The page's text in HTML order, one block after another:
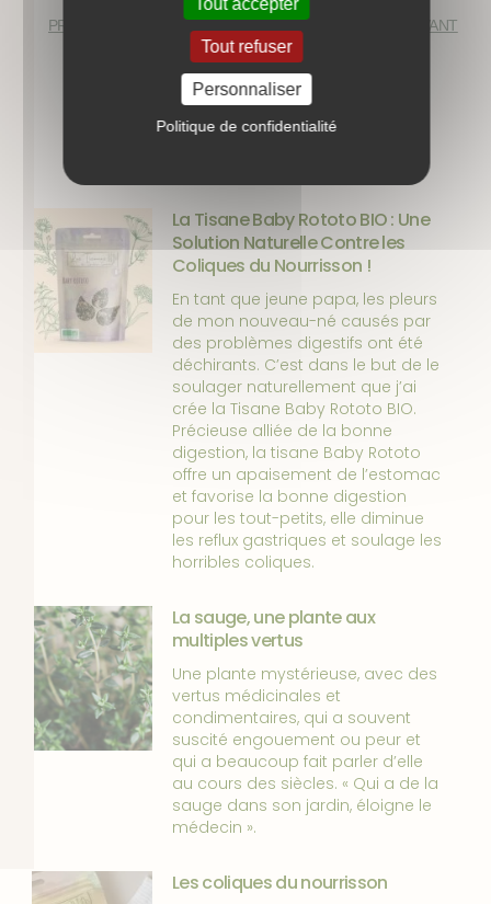
PRÉCÉDENT SUIVANT
Nos autres articles
La Tisane Baby Rototo BIO : Une
Solution Naturelle Contre les
Coliques du Nourrisson !
En tant que jeune papa, les pleurs
de mon nouveau-né causés par
des problèmes digestifs ont été
déchirants. C’est dans le but de le
soulager naturellement que j’ai
crée la Tisane Baby Rototo BIO.
Précieuse alliée de la bonne
digestion, la tisane Baby Rototo
offre un apaisement de l’estomac
et favorise la bonne digestion
pour les tout-petits, elle diminue
les reflux gastriques et soulage les
horribles coliques.
La sauge, une plante aux
multiples vertus
Une plante mystérieuse, avec des
vertus médicinales et
condimentaires, qui a souvent
suscité engouement ou peur et
qui a beaucoup fait parler d’elle
au cours des siècles. « Qui a de la
sauge dans son jardin, éloigne le
médecin ».
Les coliques du nourrisson
Tout refuser
Personnaliser
Politique de confidentialité